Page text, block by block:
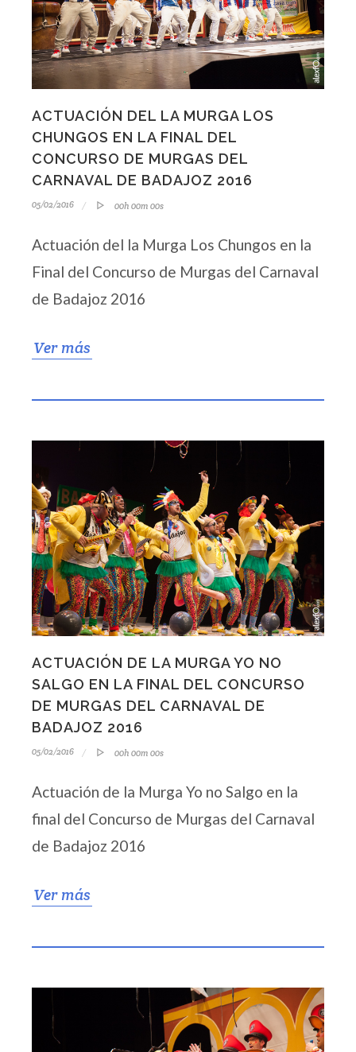
ACTUACIÓN DEL LA MURGA LOS
CHUNGOS EN LA FINAL DEL
CONCURSO DE MURGAS DEL
CARNAVAL DE BADAJOZ 2016
05/02/2016 00h 00m 00s
Actuación del la Murga Los Chungos en la
Final del Concurso de Murgas del Carnaval
de Badajoz 2016
Ver más
ACTUACIÓN DE LA MURGA YO NO
SALGO EN LA FINAL DEL CONCURSO
DE MURGAS DEL CARNAVAL DE
BADAJOZ 2016
05/02/2016 00h 00m 00s
Actuación de la Murga Yo no Salgo en la
final del Concurso de Murgas del Carnaval
de Badajoz 2016
Ver más